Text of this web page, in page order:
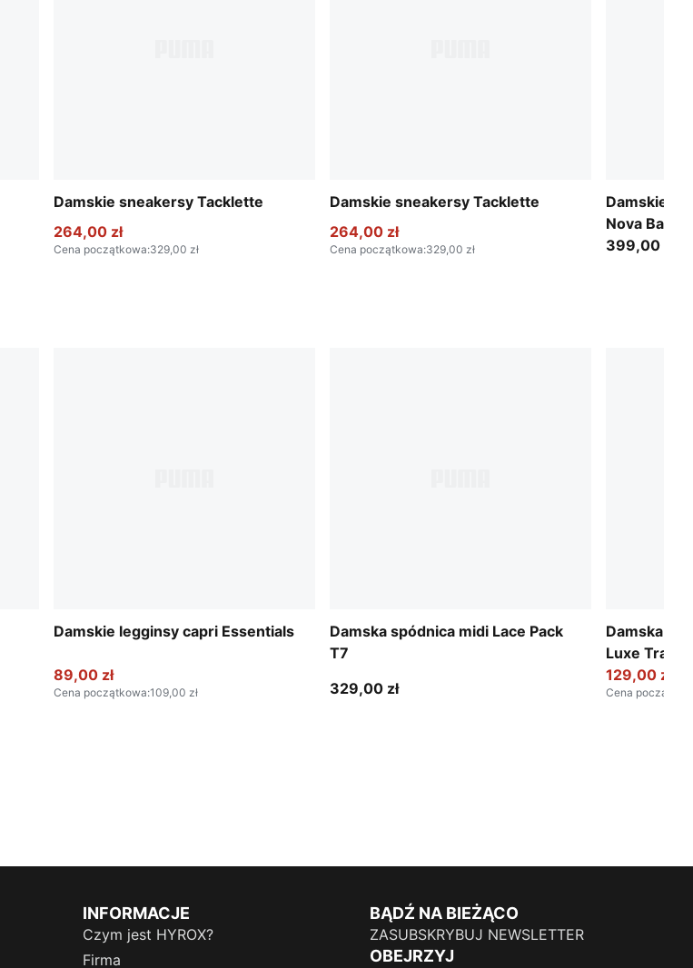
Damskie sneakersy Tacklette
264,00 zł
Cena początkowa:329,00 zł
Damskie sneakersy Tacklette
264,00 zł
Cena początkowa:329,00 zł
Damskie
Nova Ballet
399,00 zł
Damskie legginsy capri Essentials
89,00 zł
Cena początkowa:109,00 zł
Damska spódnica midi Lace Pack
T7
329,00 zł
Damska
Luxe Track
129,00 zł
Cena
INFORMACJE
Czym jest HYROX?
Firma
BĄDŹ NA BIEŻĄCO
ZASUBSKRYBUJ NEWSLETTER
OBEJRZYJ